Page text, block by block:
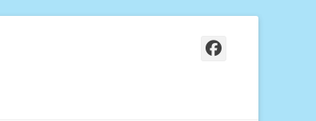
Facebook